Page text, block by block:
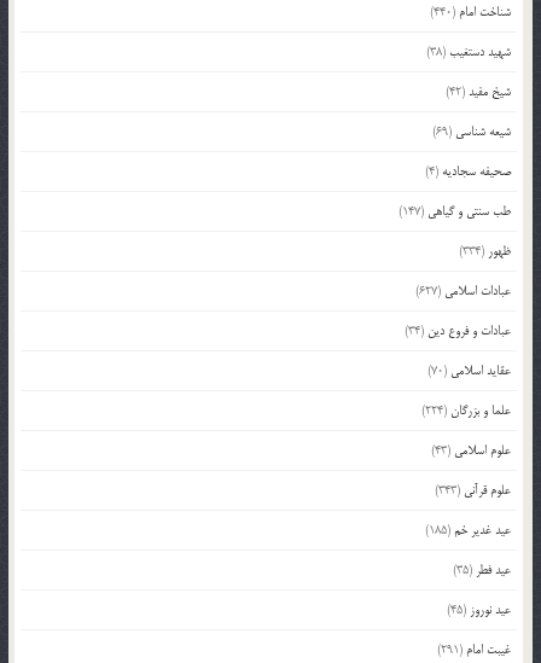
شناخت امام (440)
شهید دستغیب(38)
شیخ مفید(42)
شیعه شناسی (69)
صحیفه سجادیه (4)
طب سنتی و گیاهی (147)
ظهور (334)
عبادات اسلامی (627)
عبادات و فروع دین (34)
عقاید اسلامی (70)
علما و بزرگان(224)
علوم اسلامی (43)
علوم قرآنی (343)
عید غدیر خم(185)
عید فطر (35)
عید نوروز (45)
غیبت امام (291)